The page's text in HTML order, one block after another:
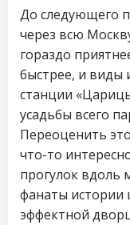
До следующего
через всю
гораздо
быстрее, и виды
станции
усадьбы всего
Переоценить
что-то
прогулок вдоль
фанаты истории
эффектной